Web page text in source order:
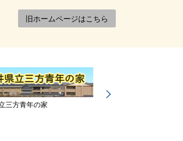
旧ホームページはこちら
三方青年の家